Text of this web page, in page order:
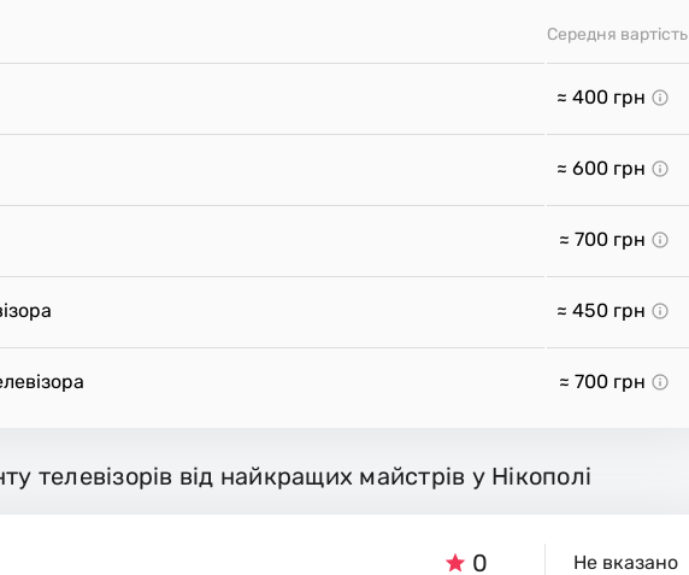
Середня вартість
≈ 400 грн
≈ 600 грн
≈ 700 грн
≈ 450 грн
≈ 700 грн
телевізорів від найкращих майстрів у Нікополі
0 Не вказано